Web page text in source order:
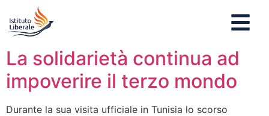
La solidarietà continua ad
impoverire il terzo mondo
Durante la sua visita ufficiale in Tunisia lo scorso